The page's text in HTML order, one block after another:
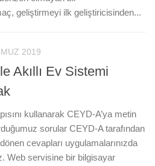
geliştirmeyi ilk geliştiricisinden...
2019
Akıllı Ev Sistemi
kullanarak CEYD-A’ya metin
sorular CEYD-A tarafından
cevapları uygulamalarınızda
Web servisine bir bilgisayar